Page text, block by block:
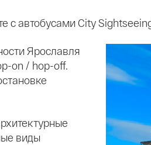
с автобусами City
Ярославля
on / hop-off.
виды